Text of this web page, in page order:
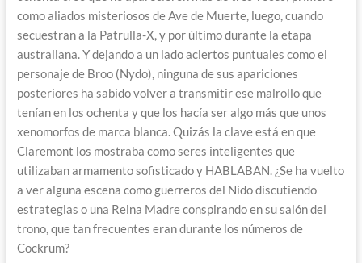
como aliados misteriosos de Ave de Muerte, luego, cuando
secuestran a la Patrulla-X, y por último durante la etapa
australiana. Y dejando a un lado aciertos puntuales como el
personaje de Broo (Nydo), ninguna de sus apariciones
posteriores ha sabido volver a transmitir ese malrollo que
tenían en los ochenta y que los hacía ser algo más que unos
xenomorfos de marca blanca. Quizás la clave está en que
Claremont los mostraba como seres inteligentes que
utilizaban armamento sofisticado y HABLABAN. ¿Se ha vuelto
a ver alguna escena como guerreros del Nido discutiendo
estrategias o una Reina Madre conspirando en su salón del
trono, que tan frecuentes eran durante los números de
Cockrum?